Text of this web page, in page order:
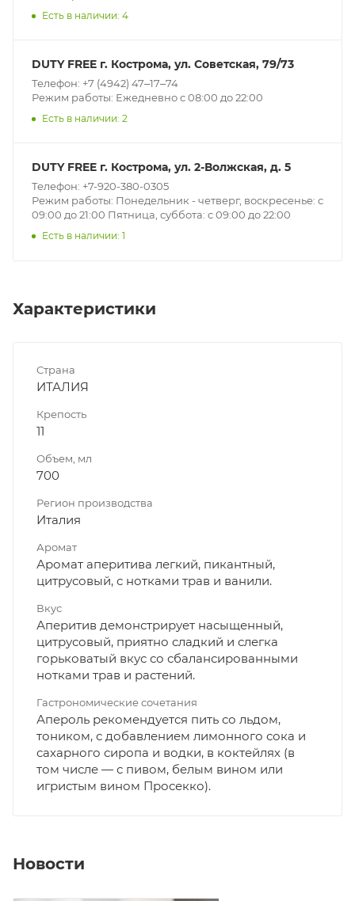
Есть в наличии: 4
DUTY FREE г. Кострома, ул. Советская, 79/73
Телефон: +7 (4942) 47‒17‒74
Режим работы: Ежедневно с 08:00 до 22:00
Есть в наличии: 2
DUTY FREE г. Кострома, ул. 2-Волжская, д. 5
Телефон: +7-920-380-0305
Режим работы: Понедельник - четверг, воскресенье: с
09:00 до 21:00 Пятница, суббота: с 09:00 до 22:00
Есть в наличии: 1
Характеристики
Страна
ИТАЛИЯ
Крепость
11
Объем, мл
700
Регион производства
Италия
Аромат
Аромат аперитива легкий, пикантный,
цитрусовый, с нотками трав и ванили.
Вкус
Аперитив демонстрирует насыщенный,
цитрусовый, приятно сладкий и слегка
горьковатый вкус со сбалансированными
нотками трав и растений.
Гастрономические сочетания
Апероль рекомендуется пить со льдом,
тоником, с добавлением лимонного сока и
сахарного сиропа и водки, в коктейлях (в
том числе — с пивом, белым вином или
игристым вином Просекко).
Новости